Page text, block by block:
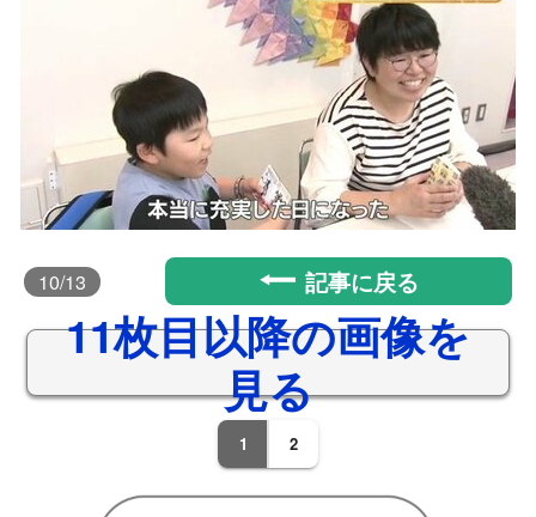
10/13 記事に戻る
11枚目以降の画像を
見る
1 2